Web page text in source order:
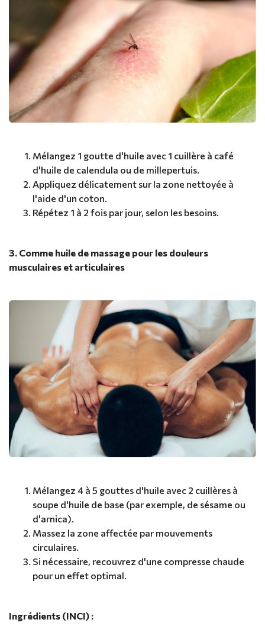
Mélangez 1 goutte d'huile avec 1 cuillère à café
d'huile de calendula ou de millepertuis.
Appliquez délicatement sur la zone nettoyée à
l'aide d'un coton.
Répétez 1 à 2 fois par jour, selon les besoins.
3. Comme huile de massage pour les douleurs
musculaires et articulaires
Mélangez 4 à 5 gouttes d'huile avec 2 cuillères à
soupe d'huile de base (par exemple, de sésame ou
d'arnica).
Massez la zone affectée par mouvements
circulaires.
Si nécessaire, recouvrez d'une compresse chaude
pour un effet optimal.
Ingrédients (INCI) :